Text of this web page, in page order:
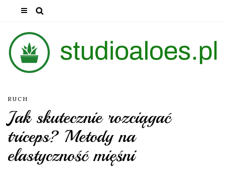
RUCH
Jak skutecznie rozciągać
triceps? Metody na
elastyczność mięśni